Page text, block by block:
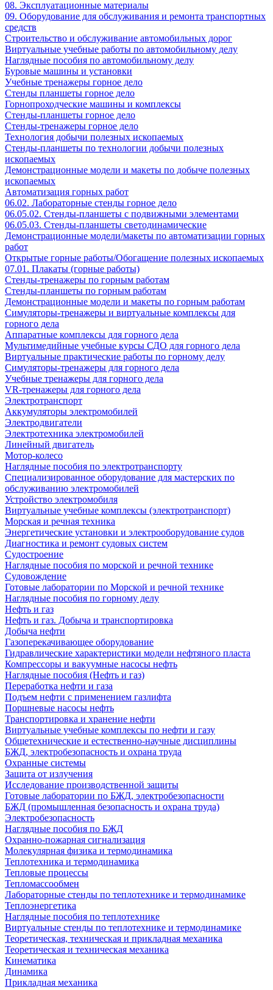
08. Эксплуатационные материалы
09. Оборудование для обслуживания и ремонта транспортных
средств
Строительство и обслуживание автомобильных дорог
Виртуальные учебные работы по автомобильному делу
Наглядные пособия по автомобильному делу
Буровые машины и установки
Учебные тренажеры горное дело
Стенды планшеты горное дело
Горнопроходческие машины и комплексы
Стенды-планшеты горное дело
Стенды-тренажеры горное дело
Технология добычи полезных ископаемых
Стенды-планшеты по технологии добычи полезных
ископаемых
Демонстрационные модели и макеты по добыче полезных
ископаемых
Автоматизация горных работ
06.02. Лабораторные стенды горное дело
06.05.02. Стенды-планшеты с подвижными элементами
06.05.03. Стенды-планшеты светодинамические
Демонстрационные модели/макеты по автоматизации горных
работ
Открытые горные работы/Обогащение полезных ископаемых
07.01. Плакаты (горные работы)
Стенды-тренажеры по горным работам
Стенды-планшеты по горным работам
Демонстрационные модели и макеты по горным работам
Симуляторы-тренажеры и виртуальные комплексы для
горного дела
Аппаратные комплексы для горного дела
Мультимедийные учебные курсы СДО для горного дела
Виртуальные практические работы по горному делу
Симуляторы-тренажеры для горного дела
Учебные тренажеры для горного дела
VR-тренажеры для горного дела
Электротранспорт
Аккумуляторы электромобилей
Электродвигатели
Электротехника электромобилей
Линейный двигатель
Мотор-колесо
Наглядные пособия по электротранспорту
Специализированное оборудование для мастерских по
обслуживанию электромобилей
Устройство электромобиля
Виртуальные учебные комплексы (электротранспорт)
Морская и речная техника
Энергетические установки и электрооборудование судов
Диагностика и ремонт судовых систем
Судостроение
Наглядные пособия по морской и речной технике
Судовождение
Готовые лаборатории по Морской и речной технике
Наглядные пособия по горному делу
Нефть и газ
Нефть и газ. Добыча и транспортировка
Добыча нефти
Газоперекачивающее оборудование
Гидравлические характеристики модели нефтяного пласта
Компрессоры и вакуумные насосы нефть
Наглядные пособия (Нефть и газ)
Переработка нефти и газа
Подъем нефти с применением газлифта
Поршневые насосы нефть
Транспортировка и хранение нефти
Виртуальные учебные комплексы по нефти и газу
Общетехнические и естественно-научные дисциплины
БЖД, электробезопасность и охрана труда
Охранные системы
Защита от излучения
Исследование производственной защиты
Готовые лаборатории по БЖД, электробезопасности
БЖД (промышленная безопасность и охрана труда)
Электробезопасность
Наглядные пособия по БЖД
Охранно-пожарная сигнализация
Молекулярная физика и термодинамика
Теплотехника и термодинамика
Тепловые процессы
Тепломассообмен
Лабораторные стенды по теплотехнике и термодинамике
Теплоэнергетика
Наглядные пособия по теплотехнике
Виртуальные стенды по теплотехнике и термодинамике
Теоретическая, техническая и прикладная механика
Теоретическая и техническая механика
Кинематика
Динамика
Прикладная механика